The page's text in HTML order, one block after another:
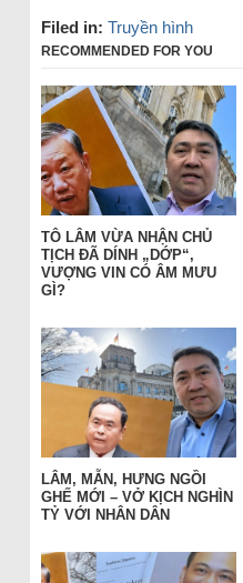
Filed in: Truyền hình
RECOMMENDED FOR YOU
TÔ LÂM VỪA NHẬN CHỦ
TỊCH ĐÃ DÍNH „DỚP“,
VƯỢNG VIN CÓ ÂM MƯU
GÌ?
LÂM, MẪN, HƯNG NGỒI
GHẾ MỚI – VỞ KỊCH NGHÌN
TỶ VỚI NHÂN DÂN